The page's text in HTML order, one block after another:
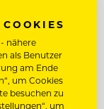
nähere
als Benutzer
am Ende
um Cookies
besuchen zu
um